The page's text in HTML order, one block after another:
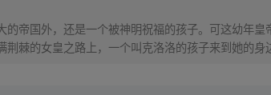
帝国外，还是一个被神明祝福的孩子。可这幼年皇
棘的女皇之路上，一个叫克洛洛的孩子来到她的身